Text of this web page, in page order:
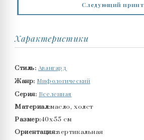
Следующий принт
Характеристики
Стиль: Авангард
Жанр: Мифологический
Серия: Вселенная
Материал:масло, холст
Размер:40x55 см
Ориентация:вертикальная